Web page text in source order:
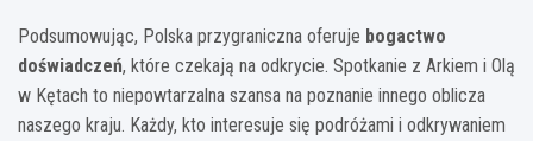
Podsumowując, Polska przygraniczna oferuje bogactwo
doświadczeń, które czekają na odkrycie. Spotkanie z Arkiem i Olą
w Kętach to niepowtarzalna szansa na poznanie innego oblicza
naszego kraju. Każdy, kto interesuje się podróżami i odkrywaniem